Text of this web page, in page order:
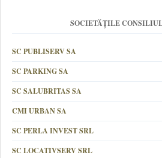
SOCIETĂȚILE
SC PUBLISERV SA
SC PARKING SA
SC SALUBRITAS SA
CMI URBAN SA
SC PERLA INVEST SRL
SC LOCATIVSERV SRL